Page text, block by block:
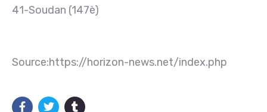
41-Soudan (147è)
Source:https://horizon-news.net/index.php